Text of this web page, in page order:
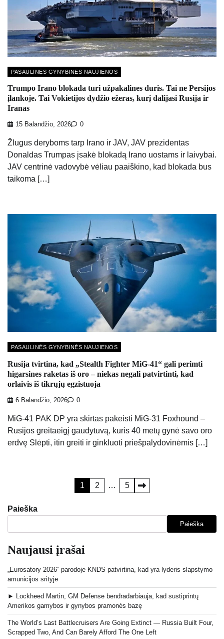
PASAULINĖS GYNYBINĖS NAUJIENOS
Trumpo Irano blokada turi užpakalines duris. Tai ne Persijos
įlankoje. Tai Vokietijos dydžio ežeras, kurį dalijasi Rusija ir
Iranas
15 Balandžio, 2026 0
Žlugus deryboms tarp Irano ir JAV, JAV prezidentas
Donaldas Trumpas įsakė blokadą Irano uostams ir laivybai.
JAV centrinė vadovybė vėliau paaiškino, kad blokada bus
taikoma […]
PASAULINĖS GYNYBINĖS NAUJIENOS
Rusija tvirtina, kad „Stealth Fighter MiG-41“ gali perimti
higarsines raketas iš oro – niekas negali patvirtinti, kad
orlaivis iš tikrųjų egzistuoja
6 Balandžio, 2026 0
MiG-41 PAK DP yra skirtas pakeisti MiG-31 Foxhound –
Rusijos greitaeigį gaudytuvą, kuris 40 metų gynė savo oro
erdvę Slėpti, itin greiti ir ginkluoti priešpalydovinėmis […]
puslapiavimas
1 2 … 5
Paieška
Paieška
Naujausi įrašai
„Eurosatory 2026“ parodoje KNDS patvirtina, kad yra lyderis slapstymo
amunicijos srityje
► Lockheed Martin, GM Defense bendradarbiauja, kad sustiprintų
Amerikos gamybos ir gynybos pramonės bazę
The World’s Last Battlecruisers Are Going Extinct — Russia Built Four,
Scrapped Two, And Can Barely Afford The One Left